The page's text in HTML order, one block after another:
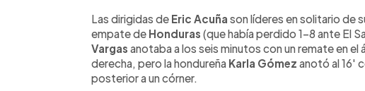
Las dirigidas de Eric Acuña son líderes en solitario de
empate de Honduras (que había perdido 1-8 ante El
Vargas anotaba a los seis minutos con un remate en
derecha, pero la hondureña Karla Gómez anotó al 16'
posterior a un córner.